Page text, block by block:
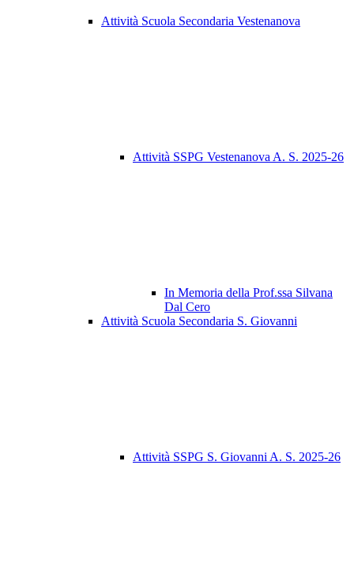
Attività Scuola Secondaria Vestenanova
Attività SSPG Vestenanova A. S. 2025-26
In Memoria della Prof.ssa Silvana
Dal Cero
Attività Scuola Secondaria S. Giovanni
Attività SSPG S. Giovanni A. S. 2025-26